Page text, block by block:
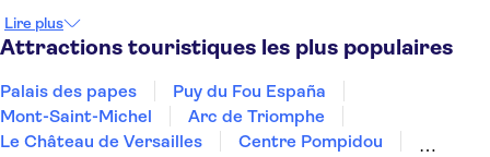
Dubai
Minorque Copenhague Montpellier
Lire plus
Attractions touristiques les plus populaires
Palais des papes
Puy du Fou España
Mont-Saint-Michel
Arc de Triomphe
Le Château de Versailles
Centre Pompidou